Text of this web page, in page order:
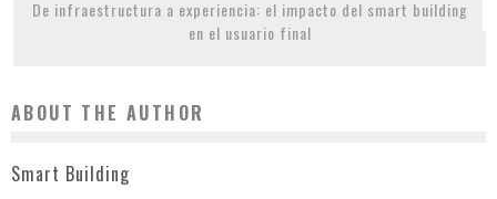
De infraestructura a experiencia: el impacto del smart building
en el usuario final
ABOUT THE AUTHOR
Smart Building